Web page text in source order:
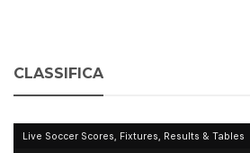
CLASSIFICA